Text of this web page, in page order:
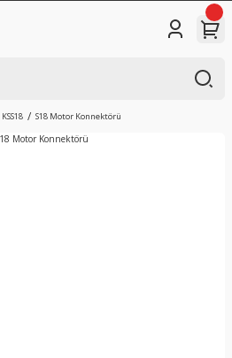
KSS18 S18 Motor Konnektörü